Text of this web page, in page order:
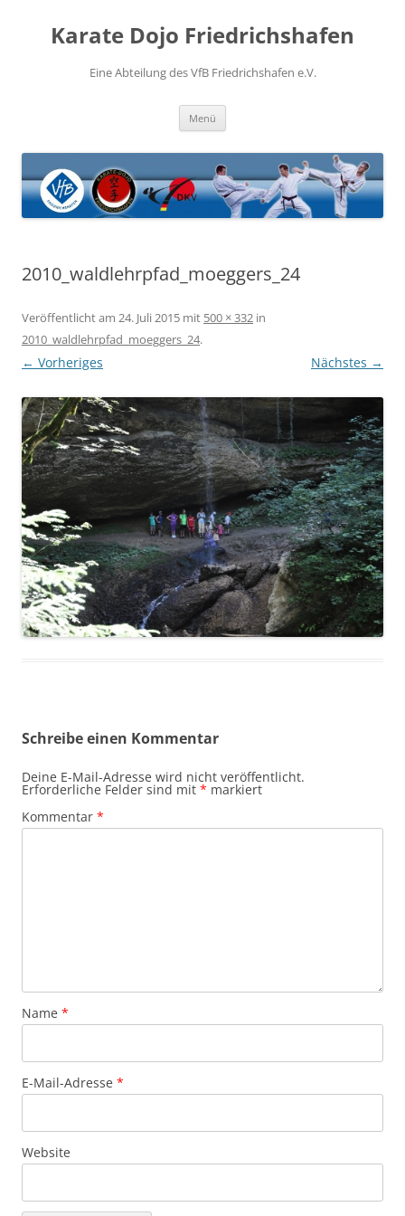
springenKarate Dojo Friedrichshafen
Eine Abteilung des VfB Friedrichshafen e.V.
Menü
2010_waldlehrpfad_moeggers_24
Veröffentlicht am 24. Juli 2015 mit 500 × 332 in
2010_waldlehrpfad_moeggers_24.
← Vorheriges Nächstes →
Schreibe einen Kommentar
Deine E-Mail-Adresse wird nicht veröffentlicht.
Erforderliche Felder sind mit * markiert
Kommentar *
Name *
E-Mail-Adresse *
Website